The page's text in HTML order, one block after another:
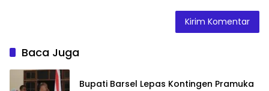
Baca Juga
Bupati Barsel Lepas Kontingen Pramuka